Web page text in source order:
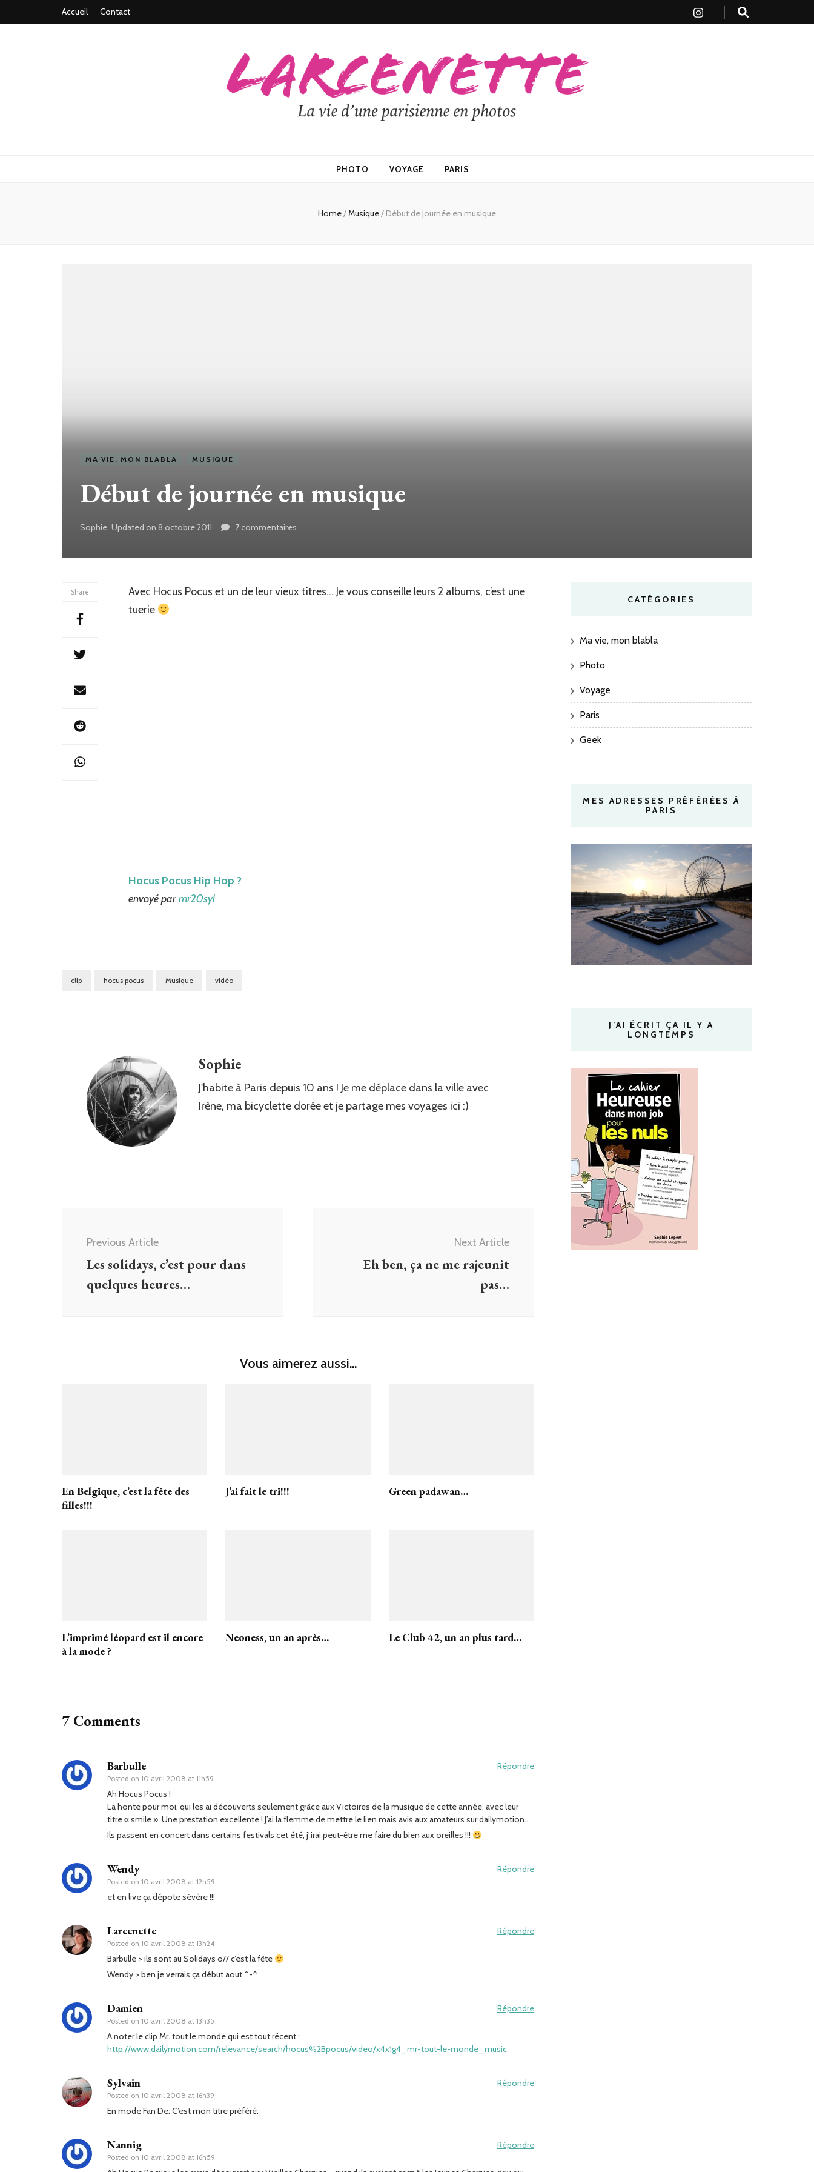
Accueil Contact
PHOTO VOYAGE PARIS
Home/Musique/ Début de journée en musique
MA VIE, MON BLABLA MUSIQUE
Début de journée en musique
Sophie Updated on 8 octobre 2011 7 commentaires
musique
Share
Avec Hocus Pocus et un de leur vieux titres… Je vous conseille leurs 2 albums, c’est une
tuerie
Hocus Pocus Hip Hop ?
envoyé parmr20syl
clip hocus pocus Musique vidéo
Sophie
J'habite à Paris depuis 10 ans ! Je me déplace dans la ville avec
Irène, ma bicyclette dorée et je partage mes voyages ici :)
Navigation
Previous Article
Les solidays, c’est pour dans
quelques heures…
Next Article
Eh ben, ça ne me rajeunit
pas…
Vous aimerez aussi...
En Belgique, c’est la fête des
filles!!!
J’ai fait le tri!!! Green padawan…
L’imprimé léopard est il encore
à la mode ?
Neoness, un an après… Le Club 42, un an plus tard…
7 Comments
Barbulle
Posted on 10 avril 2008 at 11h59
Répondre
Ah Hocus Pocus !
La honte pour moi, qui les ai découverts seulement grâce aux Victoires de la musique de cette année, avec leur
titre « smile ». Une prestation excellente ! J’ai la flemme de mettre le lien mais avis aux amateurs sur dailymotion…
Ils passent en concert dans certains festivals cet été, j’irai peut-être me faire du bien aux oreilles !!!
Wendy
Posted on 10 avril 2008 at 12h59
Répondre
et en live ça dépote sévère !!!
Larcenette
Posted on 10 avril 2008 at 13h24
Répondre
Barbulle > ils sont au Solidays o// c’est la fête
Wendy > ben je verrais ça début aout ^-^
Damien
Posted on 10 avril 2008 at 13h35
Répondre
A noter le clip Mr. tout le monde qui est tout récent :
http://www.dailymotion.com/relevance/search/hocus%2Bpocus/video/x4x1g4_mr-tout-le-monde_music
Sylvain
Posted on 10 avril 2008 at 16h39
Répondre
En mode Fan De: C’est mon titre préféré.
Nannig
Posted on 10 avril 2008 at 16h59
Répondre
CATÉGORIES
Ma vie, mon blabla
Photo
Voyage
Paris
Geek
MES ADRESSES PRÉFÉRÉES À
PARIS
J’AI ÉCRIT ÇA IL Y A
LONGTEMPS